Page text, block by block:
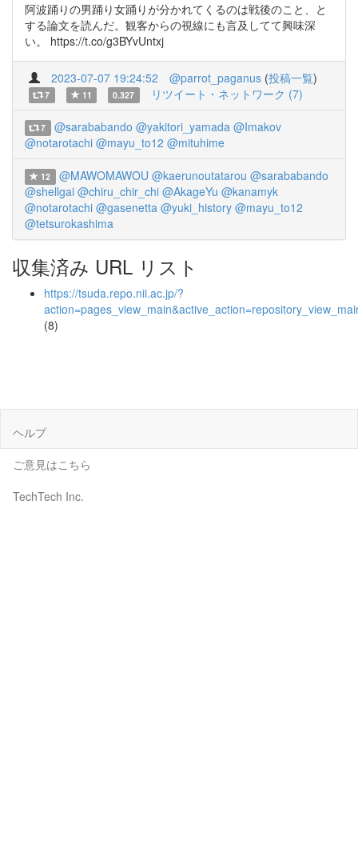
阿波踊りの男踊り女踊りが分かれてくるのは戦後のこと、と
する論文を読んだ。観客からの視線にも言及してて興味深
い。 https://t.co/g3BYvUntxj
2023-07-07 19:24:52 @parrot_paganus (投稿一覧)
7 11 0.327 リツイート・ネットワーク (7)
7 @sarababando @yakitori_yamada @Imakov
@notarotachi @mayu_to12 @mituhime
12 @MAWOMAWOU @kaerunoutatarou @sarababando
@shellgai @chiru_chir_chi @AkageYu @kanamyk
@notarotachi @gasenetta @yuki_history @mayu_to12
@tetsurokashima
収集済み URL リスト
https://tsuda.repo.nii.ac.jp/?
(8)
ヘルプ
ご意見はこちら
TechTech Inc.